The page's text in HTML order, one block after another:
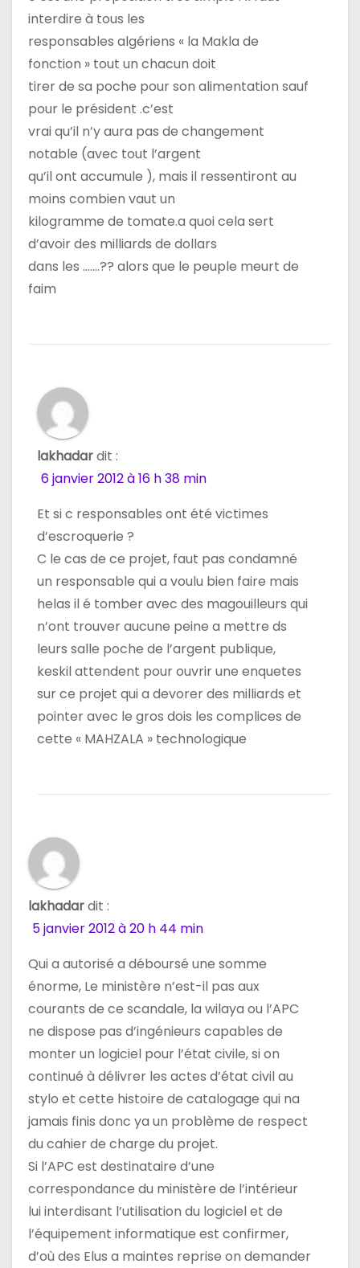
a
r
t
c
e
interdire à tous les
responsables algériens « la Makla de
fonction » tout un chacun doit
tirer de sa poche pour son alimentation sauf
pour le président .c’est
vrai qu’il n’y aura pas de changement
notable (avec tout l’argent
qu’il ont accumule ), mais il ressentiront au
moins combien vaut un
kilogramme de tomate.a quoi cela sert
d’avoir des milliards de dollars
dans les …….?? alors que le peuple meurt de
faim
lakhadardit :
6 janvier 2012 à 16 h 38 min
Et si c responsables ont été victimes
d’escroquerie ?
C le cas de ce projet, faut pas condamné
un responsable qui a voulu bien faire mais
helas il é tomber avec des magouilleurs qui
n’ont trouver aucune peine a mettre ds
leurs salle poche de l’argent publique,
keskil attendent pour ouvrir une enquetes
sur ce projet qui a devorer des milliards et
pointer avec le gros dois les complices de
cette « MAHZALA » technologique
lakhadardit :
5 janvier 2012 à 20 h 44 min
Qui a autorisé a déboursé une somme
énorme, Le ministère n’est-il pas aux
courants de ce scandale, la wilaya ou l’APC
ne dispose pas d’ingénieurs capables de
monter un logiciel pour l’état civile, si on
continué à délivrer les actes d’état civil au
stylo et cette histoire de catalogage qui na
jamais finis donc ya un problème de respect
du cahier de charge du projet.
Si l’APC est destinataire d’une
correspondance du ministère de l’intérieur
lui interdisant l’utilisation du logiciel et de
l’équipement informatique est confirmer,
d’où des Elus a maintes reprise on demander